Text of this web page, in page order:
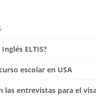
ELTIS?
escolar en USA
las entrevistas para el